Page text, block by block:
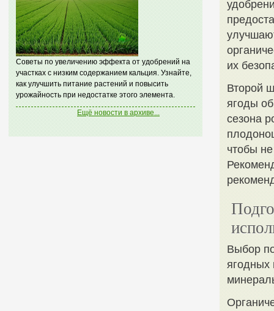
Советы по увеличению эффекта от удобрений на
участках с низким содержанием кальция. Узнайте,
как улучшить питание растений и повысить
урожайность при недостатке этого элемента.
Ещё новости в архиве...
их
Второй
ягоды
сезона
чтобы
Выбор
ягодных